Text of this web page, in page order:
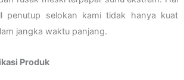
penutup selokan kami tidak hanya kuat
jangka waktu panjang.
Produk